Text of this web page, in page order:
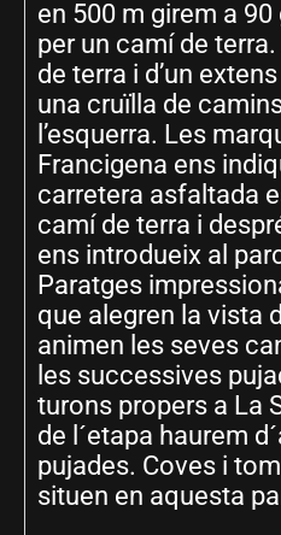
en 500 m girem a
per un camí de
de terra i d’un
una cruïlla de
l’esquerra. Les
Francigena ens
carretera asfaltada
camí de terra i
ens introdueix al
Paratges
que alegren la vista
animen les seves
les successives
turons propers a La
de l´etapa haurem
pujades. Coves i
situen en aquesta